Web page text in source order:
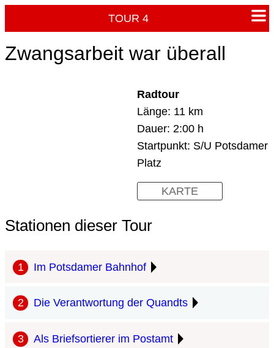
TOUR 4
Zwangsarbeit war überall
Radtour
Länge: 11 km
Dauer: 2:00 h
Startpunkt: S/U Potsdamer
Platz
KARTE
Stationen dieser Tour
Im Potsdamer Bahnhof
Die Verantwortung der Quandts
Als Briefsortierer im Postamt